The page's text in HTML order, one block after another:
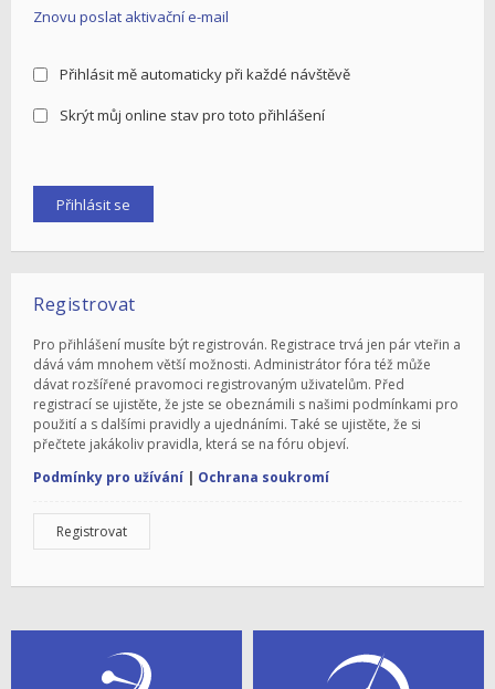
Znovu poslat aktivační e-mail
Přihlásit mě automaticky při každé návštěvě
Skrýt můj online stav pro toto přihlášení
Registrovat
Pro přihlášení musíte být registrován. Registrace trvá jen pár vteřin a
dává vám mnohem větší možnosti. Administrátor fóra též může
dávat rozšířené pravomoci registrovaným uživatelům. Před
registrací se ujistěte, že jste se obeznámili s našimi podmínkami pro
použití a s dalšími pravidly a ujednáními. Také se ujistěte, že si
přečtete jakákoliv pravidla, která se na fóru objeví.
Podmínky pro užívání | Ochrana soukromí
Registrovat